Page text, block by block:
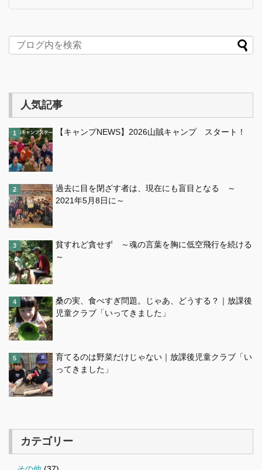
人気記事
【キャンプNEWS】2026山賊キャンプ スタート！
過去に目を閉ざす者は、現在にも盲目となる ～
2021年5月8日に～
貧すれど貪せず ～魂の言葉を胸に低空飛行を続ける
～
桑の実、食べすぎ問題。じゃあ、どうする？｜放課後
児童クラブ「いってきました」
育てるのは野菜だけじゃない｜放課後児童クラブ「い
ってきました」
カテゴリー